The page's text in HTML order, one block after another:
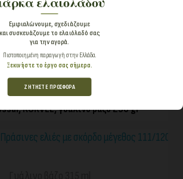
KORVEL, γυάλινο βάζο 290 gr
ΓΡΉΓΟΡΗ ΠΡΟΒΟΛΉ
Γυάλινο βάζο 315 ml
με πιπεριά jalapeno μέγεθος 111/120
KORVEL, γυάλινο βάζο 290 gr
ΓΡΉΓΟΡΗ ΠΡΟΒΟΛΉ
Εμφιαλώνουμε, σχεδιάζουμε
και συσκευάζουμε το ελαιόλαδό σας
για την αγορά.
Πιστοποιημένη παραγωγή στην Ελλάδα.
Ξεκινήστε το έργο σας σήμερα.
ΖΗΤΗΣΤΕ ΠΡΟΣΦΟΡΑ